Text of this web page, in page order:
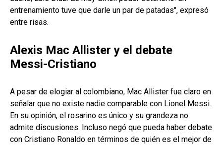
entrenamiento tuve que darle un par de patadas", expresó
entre risas.
Alexis Mac Allister y el debate
Messi-Cristiano
A pesar de elogiar al colombiano, Mac Allister fue claro en
señalar que no existe nadie comparable con Lionel Messi.
En su opinión, el rosarino es único y su grandeza no
admite discusiones. Incluso negó que pueda haber debate
con Cristiano Ronaldo en términos de quién es el mejor de